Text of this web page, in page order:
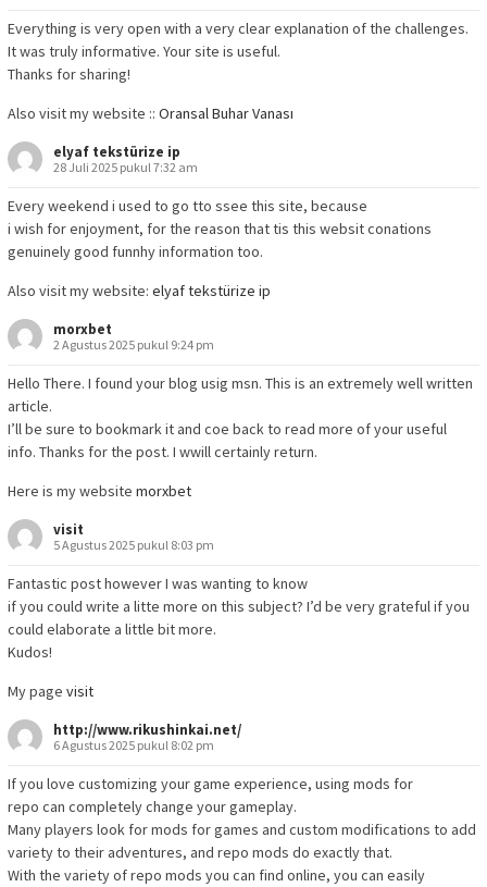
Everything is very open with a very clear explanation of the challenges.
It was truly informative. Your site is useful.
Thanks for sharing!
Also visit my website :: Oransal Buhar Vanası
elyaf tekstürize ip
28 Juli 2025 pukul 7:32 am
Every weekend i used to go tto ssee this site, because
i wish for enjoyment, for the reason that tis this websit conations
genuinely good funnhy information too.
Also visit my website: elyaf tekstürize ip
morxbet
2 Agustus 2025 pukul 9:24 pm
Hello There. I found your blog usig msn. This is an extremely well written
article.
I’ll be sure to bookmark it and coe back to read more of your useful
info. Thanks for the post. I wwill certainly return.
Here is my website morxbet
visit
5 Agustus 2025 pukul 8:03 pm
Fantastic post however I was wanting to know
if you could write a litte more on this subject? I’d be very grateful if you
could elaborate a little bit more.
Kudos!
My page visit
http://www.rikushinkai.net/
6 Agustus 2025 pukul 8:02 pm
If you love customizing your game experience, using mods for
repo can completely change your gameplay.
Many players look for mods for games and custom modifications to add
variety to their adventures, and repo mods do exactly that.
With the variety of repo mods you can find online, you can easily